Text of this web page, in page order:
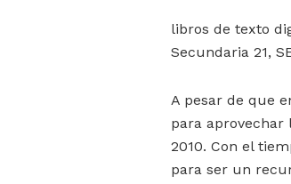
libros de texto
Secundaria 21,
A pesar de que
para aprovechar
2010. Con el
para ser un